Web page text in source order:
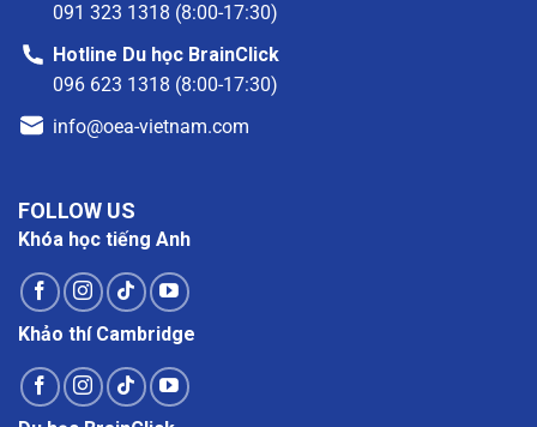
091 323 1318 (8:00-17:30)
Hotline Du học BrainClick
096 623 1318 (8:00-17:30)
info@oea-vietnam.com
FOLLOW US
Khóa học tiếng Anh
Khảo thí Cambridge